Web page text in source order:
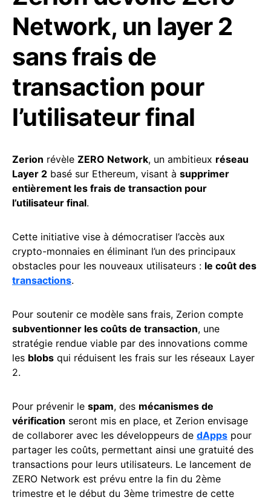
Network, un layer 2
sans frais de
transaction pour
l’utilisateur final
Zerion révèle ZERO Network, un ambitieux réseau
Layer 2 basé sur Ethereum, visant à supprimer
entièrement les frais de transaction pour
l’utilisateur final.
Cette initiative vise à démocratiser l’accès aux
crypto-monnaies en éliminant l’un des principaux
obstacles pour les nouveaux utilisateurs : le coût des
transactions.
Pour soutenir ce modèle sans frais, Zerion compte
subventionner les coûts de transaction, une
stratégie rendue viable par des innovations comme
les blobs qui réduisent les frais sur les réseaux Layer
2.
Pour prévenir le spam, des mécanismes de
vérification seront mis en place, et Zerion envisage
de collaborer avec les développeurs de dApps pour
partager les coûts, permettant ainsi une gratuité des
transactions pour leurs utilisateurs. Le lancement de
ZERO Network est prévu entre la fin du 2ème
trimestre et le début du 3ème trimestre de cette